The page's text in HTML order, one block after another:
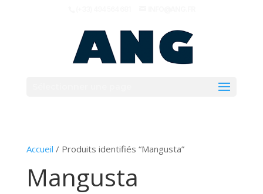
Accueil / Produits identifiés “Mangusta”
Mangusta